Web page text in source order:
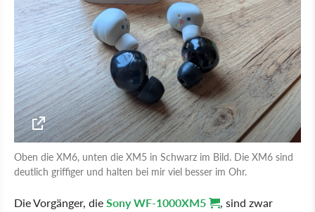
Oben die XM6, unten die XM5 in Schwarz im Bild. Die XM6 sind
deutlich griffiger und halten bei mir viel besser im Ohr.
Die Vorgänger, dieSony WF-1000XM5
, sind zwar